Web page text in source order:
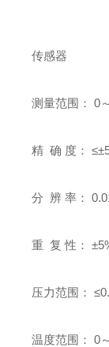
传感器
测量范围： 0
精 确 度：
分 辨 率：
重 复 性：
压力范围：
温度范围： 0